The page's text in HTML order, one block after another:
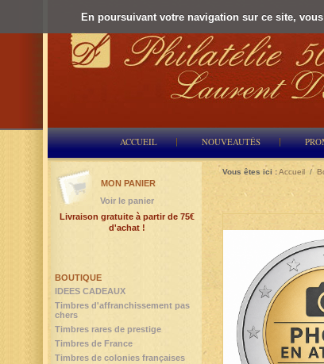
En poursuivant votre navigation sur ce site,
ACCUEIL NOUVEAUTÉS
Vous êtes ici :Accueil /
BOUTIQUE
IDEES CADEAUX
Timbres d'affranchissement pas
chers
Timbres rares de prestige
Timbres de France
Timbres de colonies françaises
MON PANIER
Voir le panier
Livraison gratuite à partir de 75€
d'achat !